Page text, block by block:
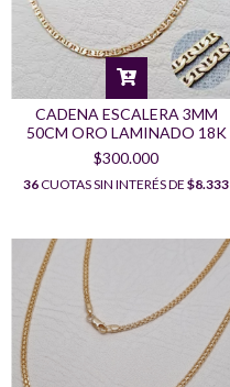
CADENA ESCALERA 3MM
50CM ORO LAMINADO 18K
$300.000
36CUOTAS SIN INTERÉS DE $8.333